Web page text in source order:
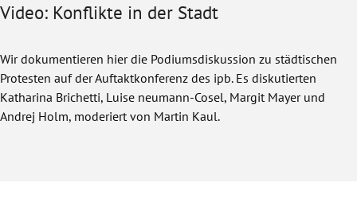
Video: Konflikte in der Stadt
Wir dokumentieren hier die Podiumsdiskussion zu städtischen
Protesten auf der Auftaktkonferenz des ipb. Es diskutierten
Katharina Brichetti, Luise neumann-Cosel, Margit Mayer und
Andrej Holm, moderiert von Martin Kaul.